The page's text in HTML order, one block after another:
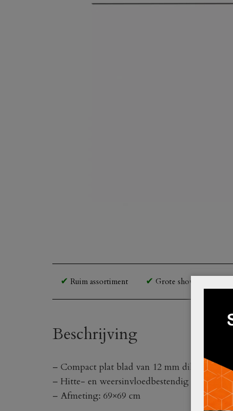
Ruim assortiment Grote showroom en
Beschrijving
– Compact plat blad van 12 mm dikte
– Hitte- en weersinvloedbestendig
– Afmeting: 69×69 cm